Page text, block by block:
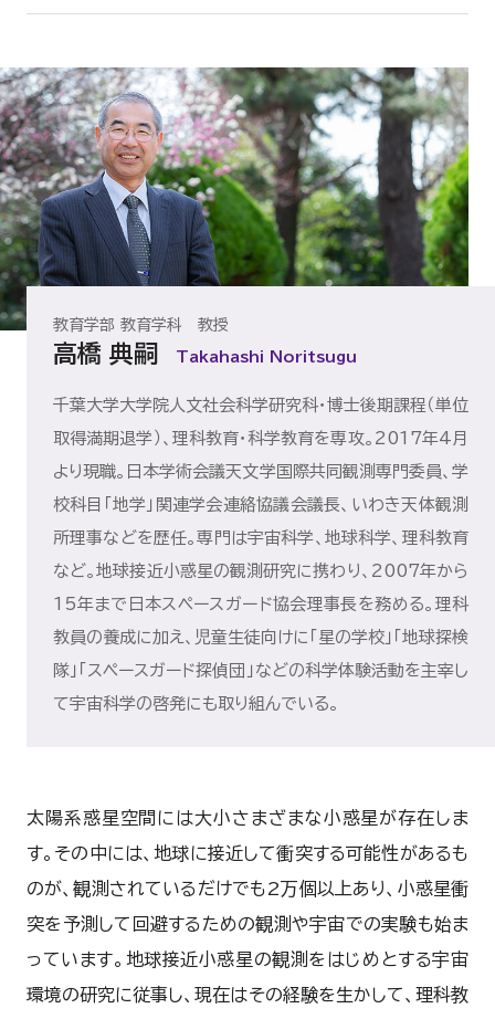
教育学部 教育学科 教授
高橋 典嗣 Takahashi Noritsugu
千葉大学大学院人文社会科学研究科・博士後期課程（単位
取得満期退学）、理科教育・科学教育を専攻。2017年4月
より現職。日本学術会議天文学国際共同観測専門委員、学
校科目「地学」関連学会連絡協議会議長、いわき天体観測
所理事などを歴任。専門は宇宙科学、地球科学、理科教育
など。地球接近小惑星の観測研究に携わり、2007年から
15年まで日本スペースガード協会理事長を務める。理科
教員の養成に加え、児童生徒向けに「星の学校」「地球探検
隊」「スペースガード探偵団」などの科学体験活動を主宰し
て宇宙科学の啓発にも取り組んでいる。
太陽系惑星空間には大小さまざまな小惑星が存在しま
す。その中には、地球に接近して衝突する可能性があるも
のが、観測されているだけでも2万個以上あり、小惑星衝
突を予測して回避するための観測や宇宙での実験も始ま
っています。地球接近小惑星の観測をはじめとする宇宙
環境の研究に従事し、現在はその経験を生かして、理科教
看護学研究所
教養教育リサーチセンター
国際総合研究所